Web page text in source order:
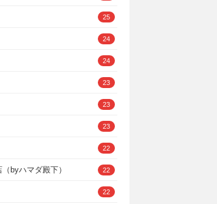
25
24
24
23
23
23
22
byハマダ殿下） 22
22